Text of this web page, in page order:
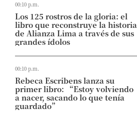
00:10 p.m.
Los 125 rostros de la gloria: el
libro que reconstruye la historia
de Alianza Lima a través de sus
grandes ídolos
00:10 p.m.
Rebeca Escribens lanza su
primer libro: “Estoy volviendo
a nacer, sacando lo que tenía
guardado”